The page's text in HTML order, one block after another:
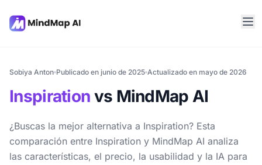
Sobiya Anton Publicado en junio de 2025 Actualizado en mayo de 2026
Inspiration vs MindMap AI
¿Buscas la mejor alternativa a Inspiration? Esta
comparación entre Inspiration y MindMap AI analiza
las características, el precio, la usabilidad y la IA para